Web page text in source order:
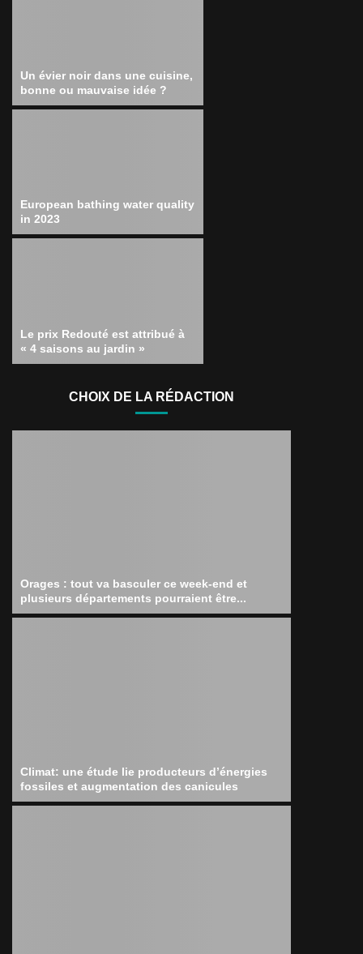
Un évier noir dans une cuisine,
bonne ou mauvaise idée ?
European bathing water quality
in 2023
Le prix Redouté est attribué à
« 4 saisons au jardin »
CHOIX DE LA RÉDACTION
Orages : tout va basculer ce week-end et
plusieurs départements pourraient être...
Climat: une étude lie producteurs d’énergies
fossiles et augmentation des canicules